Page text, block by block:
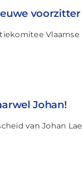
voorzitter
Vlaamse
Johan!
van Johan